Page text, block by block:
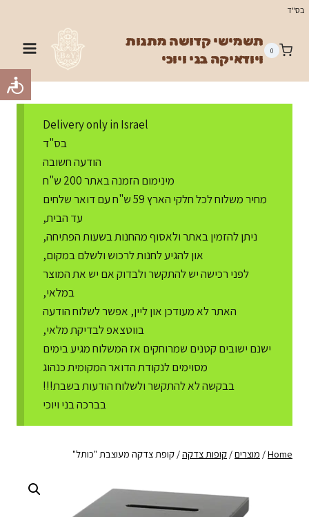
Skip
content
בס"ד
0
תשמישי קדושה מתנות
ויודאיקה בני ויוכי
Delivery only in Israel
בס"ד
הודעה חשובה
מינימום הזמנה באתר 200 ש"ח
מחיר משלוח לכל חלקי הארץ 59 ש"ח עם דואר שלחים
עד הבית,
ניתן להזמין באתר ולאסוף מהחנות בשעות הפתיחה,
און להגיע לחנות לרכוש ולשלם במקום,
לפני רכישה יש להתקשר ולבדוק אם יש את המוצר
במלאי,
האתר לא מעודכן און ליין, אפשר לשלוח הודעה
בווטצאפ לבדיקת מלאי,
ישנם ישובים קטנים שמרוחקים אז המשלוח מגיע בימים
מסוימים לנקודת הדואר המקומית כנהוג
בבקשה לא להתקשר ולשלוח הודעות בשבת!!!
בברכה בני ויוכי
Home
/ מוצרים/ קופות צדקה/ קופת צדקה מעוצבת "כותל"